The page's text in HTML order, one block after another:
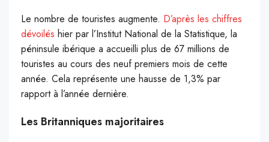
Le nombre de touristes augmente. D’après les chiffres
dévoilés hier par l’Institut National de la Statistique, la
péninsule ibérique a accueilli plus de 67 millions de
touristes au cours des neuf premiers mois de cette
année. Cela représente une hausse de 1,3% par
rapport à l’année dernière.
Les Britanniques majoritaires